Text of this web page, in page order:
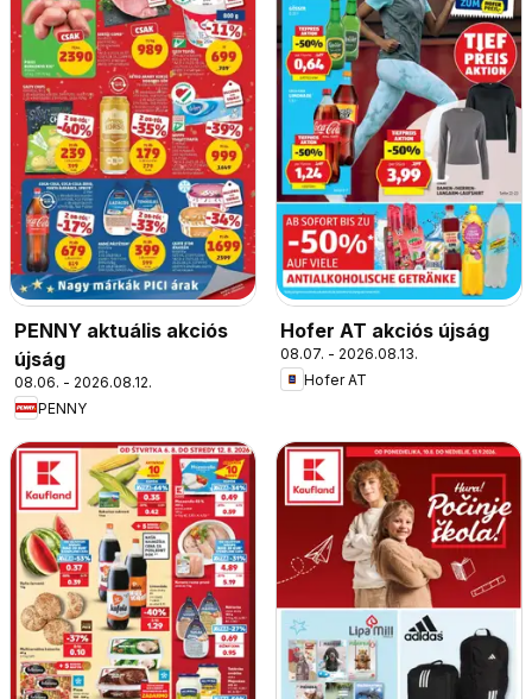
PENNY aktuális akciós
újság
08.06. - 2026.08.12.
PENNY
Hofer AT akciós újság
08.07. - 2026.08.13.
Hofer AT